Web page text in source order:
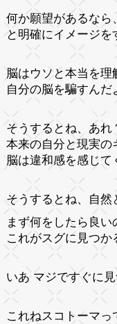
何か願望があるなら
と明確にイメージを
脳はウソと本当を理
自分の脳を騙すんだ
そうするとね、あれ
本来の自分と現実の
脳は違和感を感じて
そうするとね、自然
まず何をしたら良い
これがスグに見つか
いあ マジですぐに見
これねスコトーマっ